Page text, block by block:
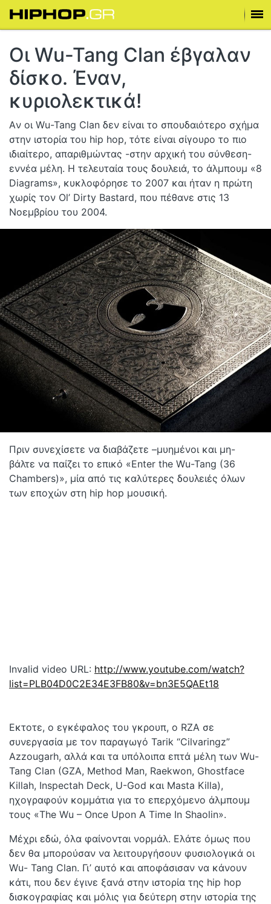
Οι Wu-Tang Clan έβγαλαν
δίσκο. Έναν,
κυριολεκτικά!
Aν οι Wu-Tang Clan δεν είναι το σπουδαιότερο σχήμα
στην ιστορία του hip hop, τότε είναι σίγουρο το πιο
ιδιαίτερο, απαριθμώντας -στην αρχική του σύνθεση-
εννέα μέλη. Η τελευταία τους δουλειά, το άλμπουμ «8
Diagrams», κυκλοφόρησε το 2007 και ήταν η πρώτη
χωρίς τον Ol’ Dirty Bastard, που πέθανε στις 13
Νοεμβρίου του 2004.
Πριν συνεχίσετε να διαβάζετε –μυημένοι και μη-
βάλτε να παίζει το επικό «Enter the Wu-Tang (36
Chambers)», μία από τις καλύτερες δουλειές όλων
των εποχών στη hip hop μουσική.
Invalid video URL: http://www.youtube.com/watch?
list=PLB04D0C2E34E3FB80&v=bn3E5QAEt18
Εκτοτε, ο εγκέφαλος του γκρουπ, ο RZA σε
συνεργασία με τον παραγωγό Tarik “Cilvaringz”
Azzougarh, αλλά και τα υπόλοιπα επτά μέλη των Wu-
Tang Clan (GZA, Method Man, Raekwon, Ghostface
Killah, Inspectah Deck, U-God και Masta Killa),
ηχογραφούν κομμάτια για το επερχόμενο άλμπουμ
τους «The Wu – Once Upon A Time In Shaolin».
Μέχρι εδώ, όλα φαίνονται νορμάλ. Ελάτε όμως που
δεν θα μπορούσαν να λειτουργήσουν φυσιολογικά οι
Wu- Tang Clan. Γι’ αυτό και αποφάσισαν να κάνουν
κάτι, που δεν έγινε ξανά στην ιστορία της hip hop
δισκογραφίας και μόλις για δεύτερη στην ιστορία της